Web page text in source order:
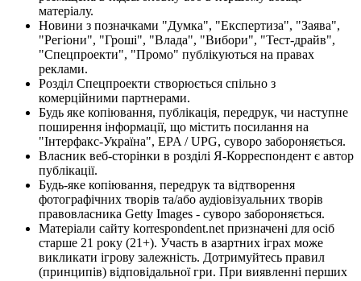
матеріалу.
Новини з позначками "Думка", "Експертиза", "Заява",
"Регіони", "Гроші", "Влада", "Вибори", "Тест-драйв",
"Спецпроекти", "Промо" публікуються на правах
реклами.
Розділ Спецпроекти створюється спільно з
комерційними партнерами.
Будь яке копіювання, публікація, передрук, чи наступне
поширення інформації, що містить посилання на
"Інтерфакс-Україна", EPA / UPG, суворо забороняється.
Власник веб-сторінки в розділі Я-Корреспондент є автор
публікації.
Будь-яке копіювання, передрук та відтворення
фотографічних творів та/або аудіовізуальних творів
правовласника Getty Images - суворо забороняється.
Матеріали сайту korrespondent.net призначені для осіб
старше 21 року (21+). Участь в азартних іграх може
викликати ігрову залежність. Дотримуйтесь правил
(принципів) відповідальної гри. При виявленні перших